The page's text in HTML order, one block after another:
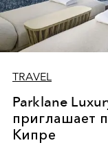
TRAVEL
Parklane
приглашает
Кипре